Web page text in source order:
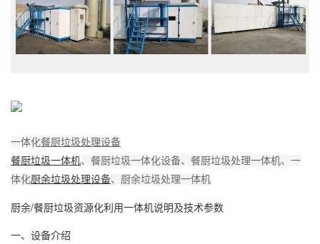
一体化餐厨垃圾处理设备
餐厨垃圾一体机、餐厨垃圾一体化设备、餐厨垃圾处理一体机、一
体化厨余垃圾处理设备、厨余垃圾处理一体机
厨余/餐厨垃圾资源化利用一体机说明及技术参数
一、设备介绍